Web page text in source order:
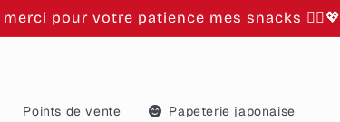
pour votre patience mes snacks 🙂‍↕️💖
Points de vente Papeterie japonaise